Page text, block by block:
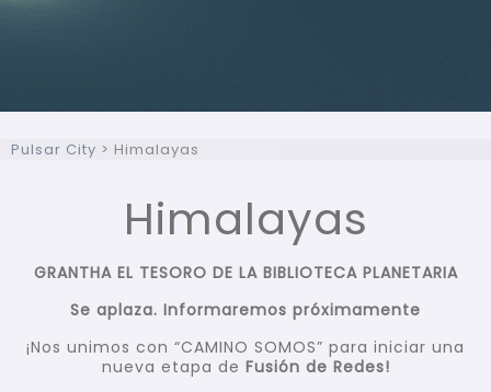
Pulsar City > Himalayas
Himalayas
GRANTHA EL TESORO DE LA BIBLIOTECA PLANETARIA
Se aplaza. Informaremos próximamente
¡Nos unimos con “CAMINO SOMOS” para iniciar una
nueva etapa de Fusión de Redes!